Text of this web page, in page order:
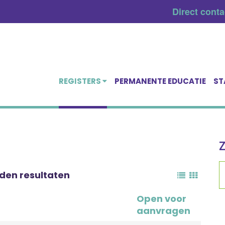
Direct
REGISTERS PERMANENTE EDUCATIE
resultaten
Open voor
aanvragen